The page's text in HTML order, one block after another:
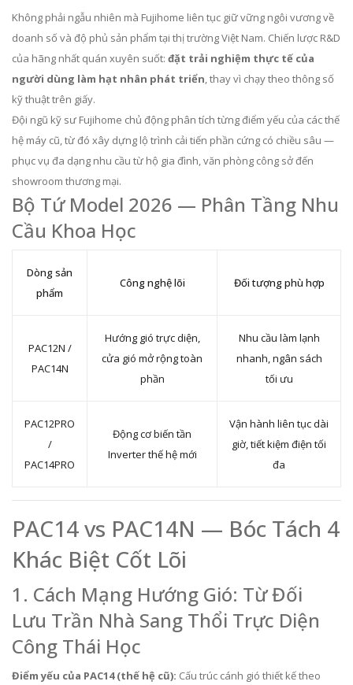
Không phải ngẫu nhiên mà Fujihome liên tục giữ vững ngôi vương về
doanh số và độ phủ sản phẩm tại thị trường Việt Nam. Chiến lược R&D
của hãng nhất quán xuyên suốt: đặt trải nghiệm thực tế của
người dùng làm hạt nhân phát triển, thay vì chạy theo thông số
kỹ thuật trên giấy.
Đội ngũ kỹ sư Fujihome chủ động phân tích từng điểm yếu của các thế
hệ máy cũ, từ đó xây dựng lộ trình cải tiến phần cứng có chiều sâu —
phục vụ đa dạng nhu cầu từ hộ gia đình, văn phòng công sở đến
showroom thương mại.
Bộ Tứ Model 2026 — Phân Tầng Nhu
Cầu Khoa Học
Dòng sản
phẩm
Công nghệ lõi Đối tượng phù hợp
PAC12N /
PAC14N
Hướng gió trực diện,
cửa gió mở rộng toàn
phần
Nhu cầu làm lạnh
nhanh, ngân sách
tối ưu
PAC12PRO
/
PAC14PRO
Động cơ biến tần
Inverter thế hệ mới
Vận hành liên tục dài
giờ, tiết kiệm điện tối
đa
PAC14 vs PAC14N — Bóc Tách 4
Khác Biệt Cốt Lõi
1. Cách Mạng Hướng Gió: Từ Đối
Lưu Trần Nhà Sang Thổi Trực Diện
Công Thái Học
Điểm yếu của PAC14 (thế hệ cũ): Cấu trúc cánh gió thiết kế theo